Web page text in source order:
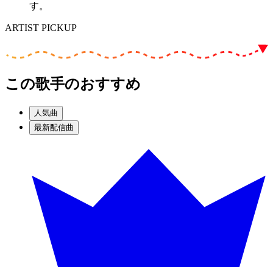
す。
ARTIST PICKUP
この歌手のおすすめ
人気曲
最新配信曲